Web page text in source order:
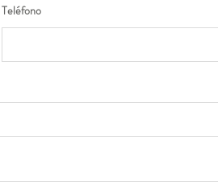
Teléfono